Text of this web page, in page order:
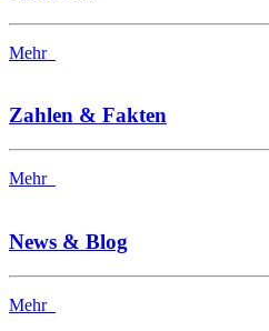
Mehr
Zahlen & Fakten
Mehr
News & Blog
Mehr